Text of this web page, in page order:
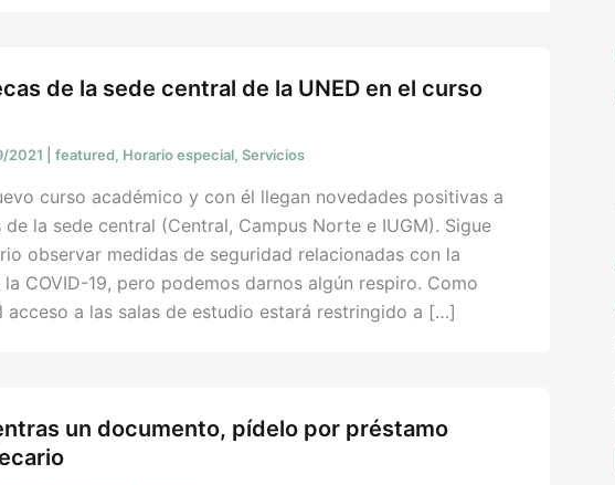
de la sede central de la UNED en el curso
2021 featured, Horario especial, Servicios
curso académico y con él llegan novedades positivas a
la sede central (Central, Campus Norte e IUGM). Sigue
observar medidas de seguridad relacionadas con la
COVID-19, pero podemos darnos algún respiro. Como
acceso a las salas de estudio estará restringido a […]
un documento, pídelo por préstamo